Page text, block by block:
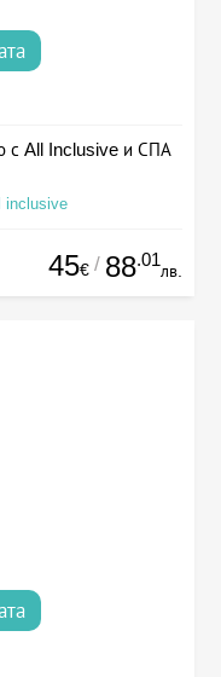
с All Inclusive и СПА
inclusive
45€ / 88.01
лв.